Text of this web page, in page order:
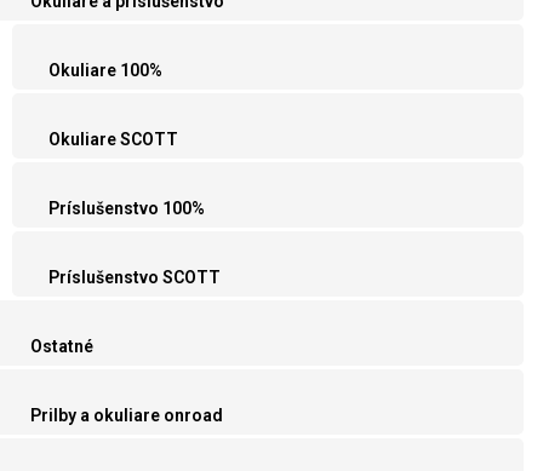
Okuliare 100%
Okuliare SCOTT
Príslušenstvo 100%
Príslušenstvo SCOTT
Ostatné
Prilby a okuliare onroad